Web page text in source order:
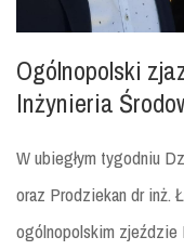
Ogólnopolski
Inżynieria
W ubiegłym tygodniu
oraz Prodziekan dr inż.
ogólnopolskim zjeździe